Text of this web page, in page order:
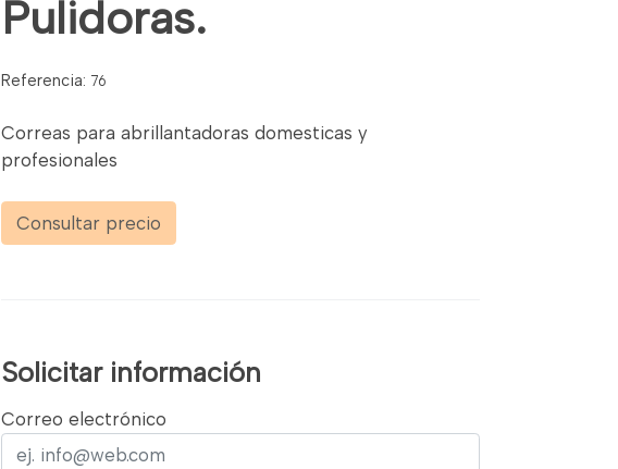
Pulidoras.
Referencia: 76
Correas para abrillantadoras domesticas y
profesionales
Consultar precio
Solicitar información
Correo electrónico